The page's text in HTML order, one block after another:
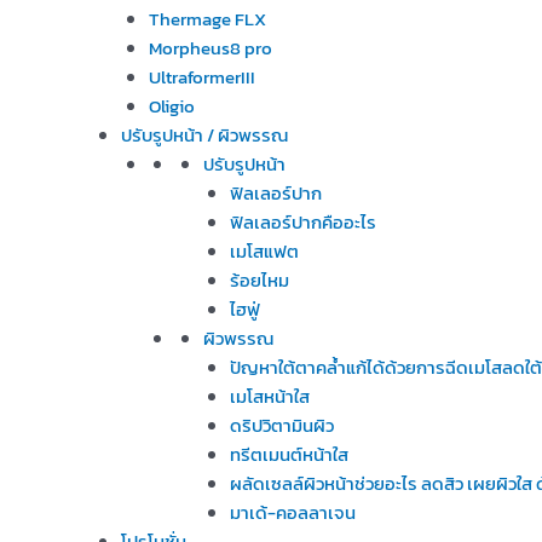
Thermage FLX
Morpheus8 pro
UltraformerIII
Oligio
ปรับรูปหน้า / ผิวพรรณ
ปรับรูปหน้า
ฟิลเลอร์ปาก
ฟิลเลอร์ปากคืออะไร
เมโสแฟต
ร้อยไหม
ไฮฟู่
ผิวพรรณ
ปัญหาใต้ตาคล้ำแก้ได้ด้วยการฉีดเมโสลดใ
เมโสหน้าใส
ดริปวิตามินผิว
ทรีตเมนต์หน้าใส
ผลัดเซลล์ผิวหน้าช่วยอะไร ลดสิว เผยผิวใ
มาเด้-คอลลาเจน